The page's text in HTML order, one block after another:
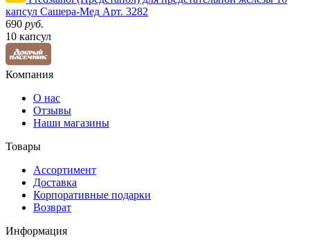
капсул Сашера-Мед Арт. 3282
690 руб.
10 капсул
Компания
О нас
Отзывы
Наши магазины
Товары
Ассортимент
Доставка
Корпоративные подарки
Возврат
Информация